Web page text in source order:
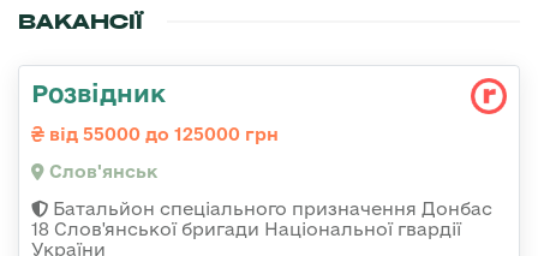
ВАКАНСІЇ
Розвідник
від 55000 до 125000 грн
Слов'янськ
Батальйон спеціального призначення Донбас
18 Слов'янської бригади Національної гвардії
України